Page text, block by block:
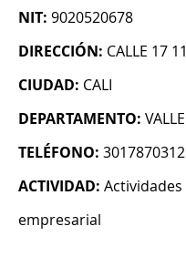
NIT: 9020520678
DIRECCIÓN: CALLE 17
CIUDAD: CALI
DEPARTAMENTO: VALLE
TELÉFONO: 3017870312
ACTIVIDAD:
empresarial